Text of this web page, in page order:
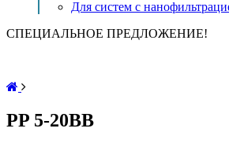
Для систем с
СПЕЦИАЛЬНОЕ ПРЕДЛОЖЕНИЕ!
PP 5-20BB